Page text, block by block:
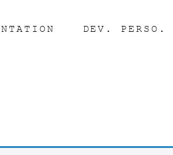
DEV. PERSO.